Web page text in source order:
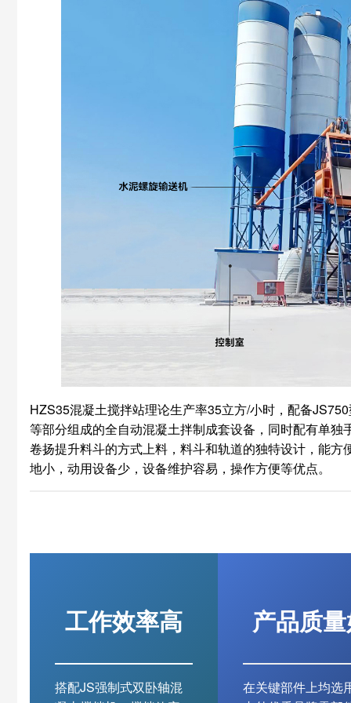
HZS35混凝土搅拌站理论生产率35立方/小时，配备
等部分组成的全自动混凝土拌制成套设备，同时配有单
卷扬提升料斗的方式上料，料斗和轨道的独特设计，能
地小，动用设备少，设备维护容易，操作方便等优点。
工作效率高
搭配JS强制式双卧轴混
产品质
在关键部件上均选